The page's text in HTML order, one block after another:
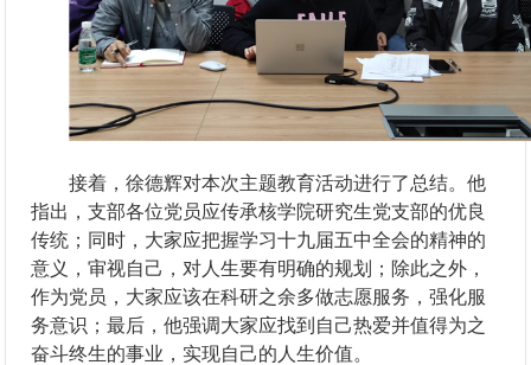
接着，徐德辉对本次主题教育活动进行了总结。他
指出，支部各位党员应传承核学院研究生党支部的优良
传统；同时，大家应把握学习十九届五中全会的精神的
意义，审视自己，对人生要有明确的规划；除此之外，
作为党员，大家应该在科研之余多做志愿服务，强化服
务意识；最后，他强调大家应找到自己热爱并值得为之
奋斗终生的事业，实现自己的人生价值。